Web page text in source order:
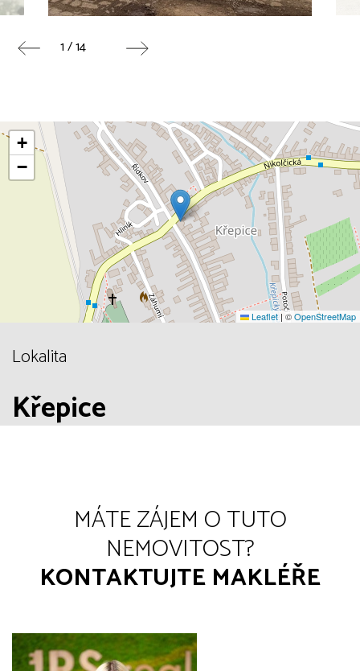
1 / 14
+
−
Leaflet |©OpenStreetMap
Lokalita
Křepice
MÁTE ZÁJEM O TUTO
NEMOVITOST?
KONTAKTUJTE MAKLÉŘE